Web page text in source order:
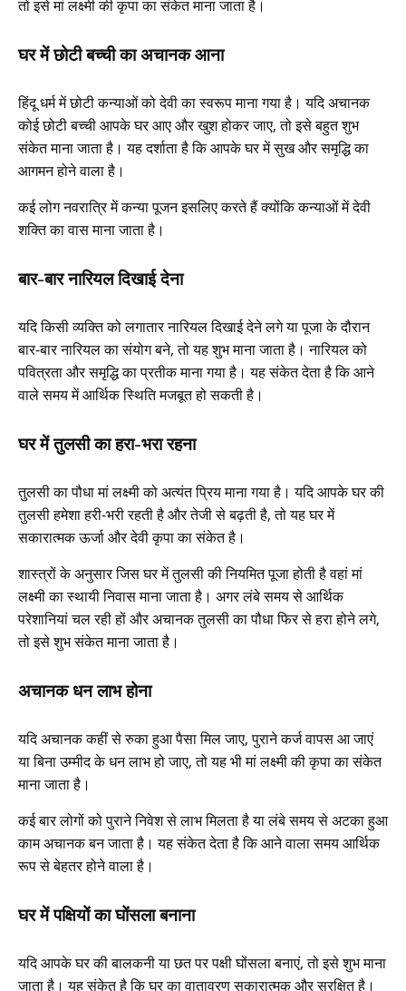
तो इसे मां लक्ष्मी की कृपा का संकेत माना जाता है।
घर में छोटी बच्ची का अचानक आना
हिंदू धर्म में छोटी कन्याओं को देवी का स्वरूप माना गया है। यदि अचानक
कोई छोटी बच्ची आपके घर आए और खुश होकर जाए, तो इसे बहुत शुभ
संकेत माना जाता है। यह दर्शाता है कि आपके घर में सुख और समृद्धि का
आगमन होने वाला है।
कई लोग नवरात्रि में कन्या पूजन इसलिए करते हैं क्योंकि कन्याओं में देवी
शक्ति का वास माना जाता है।
बार-बार नारियल दिखाई देना
यदि किसी व्यक्ति को लगातार नारियल दिखाई देने लगे या पूजा के दौरान
बार-बार नारियल का संयोग बने, तो यह शुभ माना जाता है। नारियल को
पवित्रता और समृद्धि का प्रतीक माना गया है। यह संकेत देता है कि आने
वाले समय में आर्थिक स्थिति मजबूत हो सकती है।
घर में तुलसी का हरा-भरा रहना
तुलसी का पौधा मां लक्ष्मी को अत्यंत प्रिय माना गया है। यदि आपके घर की
तुलसी हमेशा हरी-भरी रहती है और तेजी से बढ़ती है, तो यह घर में
सकारात्मक ऊर्जा और देवी कृपा का संकेत है।
शास्त्रों के अनुसार जिस घर में तुलसी की नियमित पूजा होती है वहां मां
लक्ष्मी का स्थायी निवास माना जाता है। अगर लंबे समय से आर्थिक
परेशानियां चल रही हों और अचानक तुलसी का पौधा फिर से हरा होने लगे,
तो इसे शुभ संकेत माना जाता है।
अचानक धन लाभ होना
यदि अचानक कहीं से रुका हुआ पैसा मिल जाए, पुराने कर्ज वापस आ जाएं
या बिना उम्मीद के धन लाभ हो जाए, तो यह भी मां लक्ष्मी की कृपा का संकेत
माना जाता है।
कई बार लोगों को पुराने निवेश से लाभ मिलता है या लंबे समय से अटका हुआ
काम अचानक बन जाता है। यह संकेत देता है कि आने वाला समय आर्थिक
रूप से बेहतर होने वाला है।
घर में पक्षियों का घोंसला बनाना
यदि आपके घर की बालकनी या छत पर पक्षी घोंसला बनाएं, तो इसे शुभ माना
जाता है। यह संकेत है कि घर का वातावरण सकारात्मक और सुरक्षित है।